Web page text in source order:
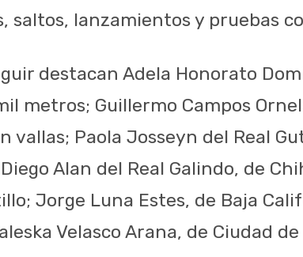
saltos, lanzamientos y pruebas
destacan Adela Honorato
metros; Guillermo Campos
vallas; Paola Josseyn del Real
Alan del Real Galindo, de
Jorge Luna Estes, de Baja
Velasco Arana, de Ciudad